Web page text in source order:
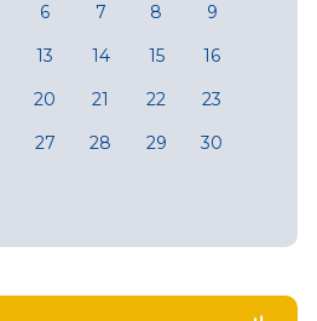
6 7 8
9
13 14 15
16
20 21 22
23
27 28 29
30